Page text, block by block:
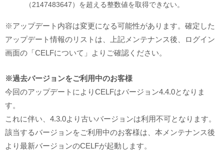
（2147483647）を超える整数値を取得できない。
※アップデート内容は変更になる可能性があります。確定した
アップデート情報のリストは、上記メンテナンス後、ログイン
画面の「CELFについて」よりご確認ください。
※過去バージョンをご利用中のお客様
今回のアップデートによりCELFはバージョン4.4.0となりま
す。
これに伴い、4.3.0より古いバージョンは利用不可となります。
該当するバージョンをご利用中のお客様は、本メンテナンス後
より最新バージョンのCELFが起動します。